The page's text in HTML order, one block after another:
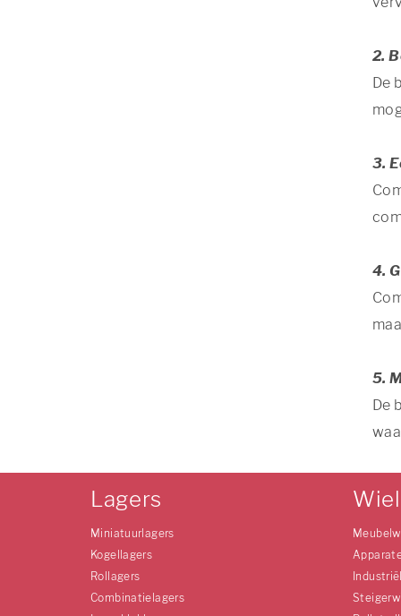
2.
De
3.
4.
5.
De
Lagers
Miniatuurlagers
Kogellagers
Rollagers
Combinatielagers